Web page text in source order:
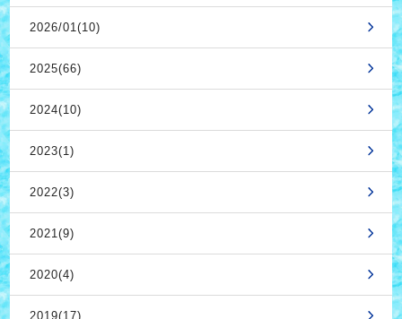
2026/01(10)
2025(66)
2024(10)
2023(1)
2022(3)
2021(9)
2020(4)
2019(17)